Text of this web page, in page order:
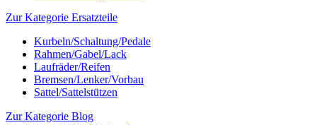
Zur Kategorie Ersatzteile
Kurbeln/Schaltung/Pedale
Rahmen/Gabel/Lack
Laufräder/Reifen
Bremsen/Lenker/Vorbau
Sattel/Sattelstützen
Zur Kategorie Blog